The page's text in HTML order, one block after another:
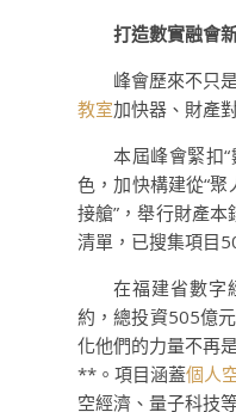
打造數實融會
峰會歷來不只
教室加快器、財產
本屆峰會緊扣“
色，加快構建從“聚
接艙”，舉行財產本
清單，已搜集項目
在福建省數字
約，總投資505億
化他們的力量不再
**。項目涵蓋個人
空經濟、量子科技